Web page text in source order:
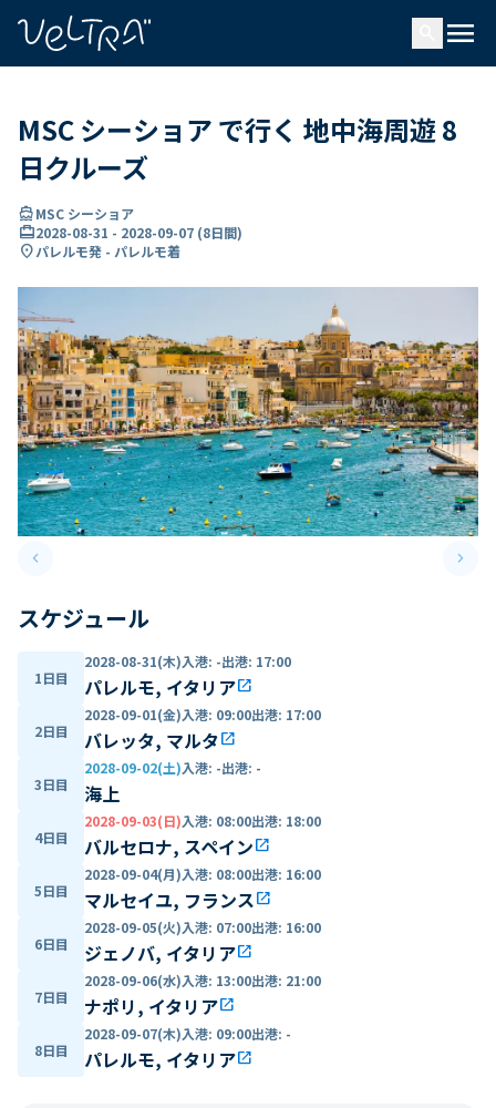
menu
MSC シーショア で行く 地中海周遊 8
日クルーズ
directions_boatMSC シーショア
card_travel2028-08-31 - 2028-09-07 (8日間)
location_onパレルモ発 - パレルモ着
keyboard_arrow_leftPrevious slide keyboard_arrow_right
スケジュール
1日目
2028-08-31(木)入港: -出港: 17:00
パレルモ, イタリアopen_in_new
2日目
2028-09-01(金)入港: 09:00出港: 17:00
バレッタ, マルタopen_in_new
3日目
2028-09-02(土)入港: -出港: -
海上
4日目
2028-09-03(日)入港: 08:00出港: 18:00
バルセロナ, スペインopen_in_new
5日目
2028-09-04(月)入港: 08:00出港: 16:00
マルセイユ, フランスopen_in_new
6日目
2028-09-05(火)入港: 07:00出港: 16:00
ジェノバ, イタリアopen_in_new
7日目
2028-09-06(水)入港: 13:00出港: 21:00
ナポリ, イタリアopen_in_new
8日目
2028-09-07(木)入港: 09:00出港: -
パレルモ, イタリアopen_in_new